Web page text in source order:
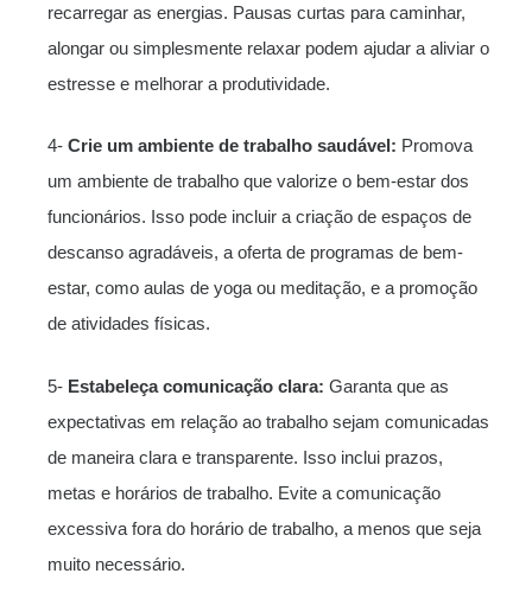
recarregar as energias. Pausas curtas para caminhar,
alongar ou simplesmente relaxar podem ajudar a aliviar o
estresse e melhorar a produtividade.
4- Crie um ambiente de trabalho saudável: Promova
um ambiente de trabalho que valorize o bem-estar dos
funcionários. Isso pode incluir a criação de espaços de
descanso agradáveis, a oferta de programas de bem-
estar, como aulas de yoga ou meditação, e a promoção
de atividades físicas.
5- Estabeleça comunicação clara: Garanta que as
expectativas em relação ao trabalho sejam comunicadas
de maneira clara e transparente. Isso inclui prazos,
metas e horários de trabalho. Evite a comunicação
excessiva fora do horário de trabalho, a menos que seja
muito necessário.